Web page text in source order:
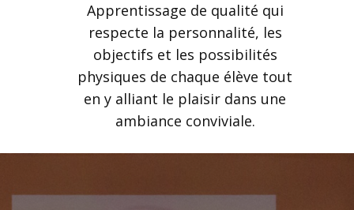
Apprentissage de qualité qui
respecte la personnalité, les
objectifs et les possibilités
physiques de chaque élève tout
en y alliant le plaisir dans une
ambiance conviviale.